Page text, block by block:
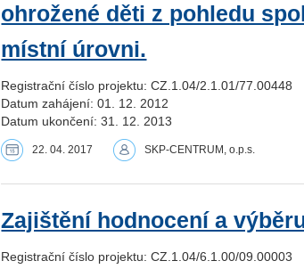
ohrožené děti z pohledu
místní úrovni.
Registrační číslo projektu: CZ.1.04/2.1.01/77.00448
Datum zahájení: 01. 12. 2012
Datum ukončení: 31. 12. 2013
22. 04. 2017 SKP-CENTRUM, o.p.s.
Zajištění hodnocení a
Registrační číslo projektu: CZ.1.04/6.1.00/09.00003